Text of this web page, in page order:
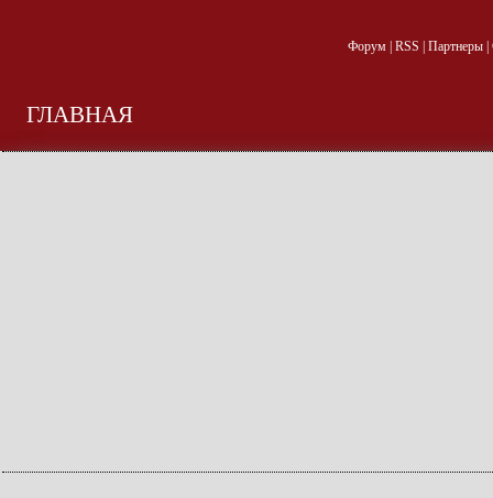
Форум| RSS Партнеры|
ГЛАВНАЯ